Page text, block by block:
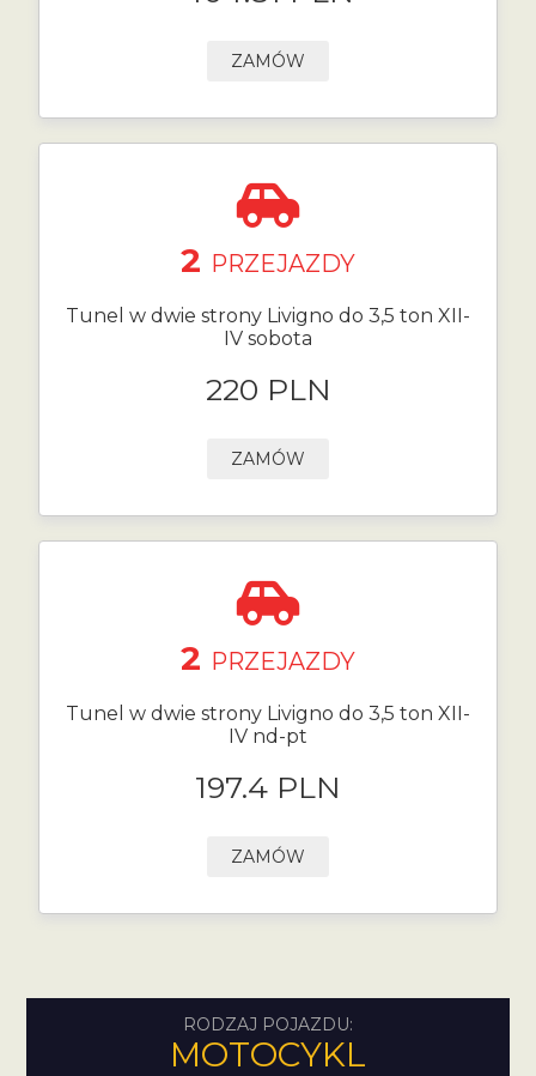
ZAMÓW
2 PRZEJAZDY
Tunel w dwie strony Livigno do 3,5 ton XII-
IV sobota
220 PLN
ZAMÓW
2 PRZEJAZDY
Tunel w dwie strony Livigno do 3,5 ton XII-
IV nd-pt
197.4 PLN
ZAMÓW
RODZAJ POJAZDU:
MOTOCYKL